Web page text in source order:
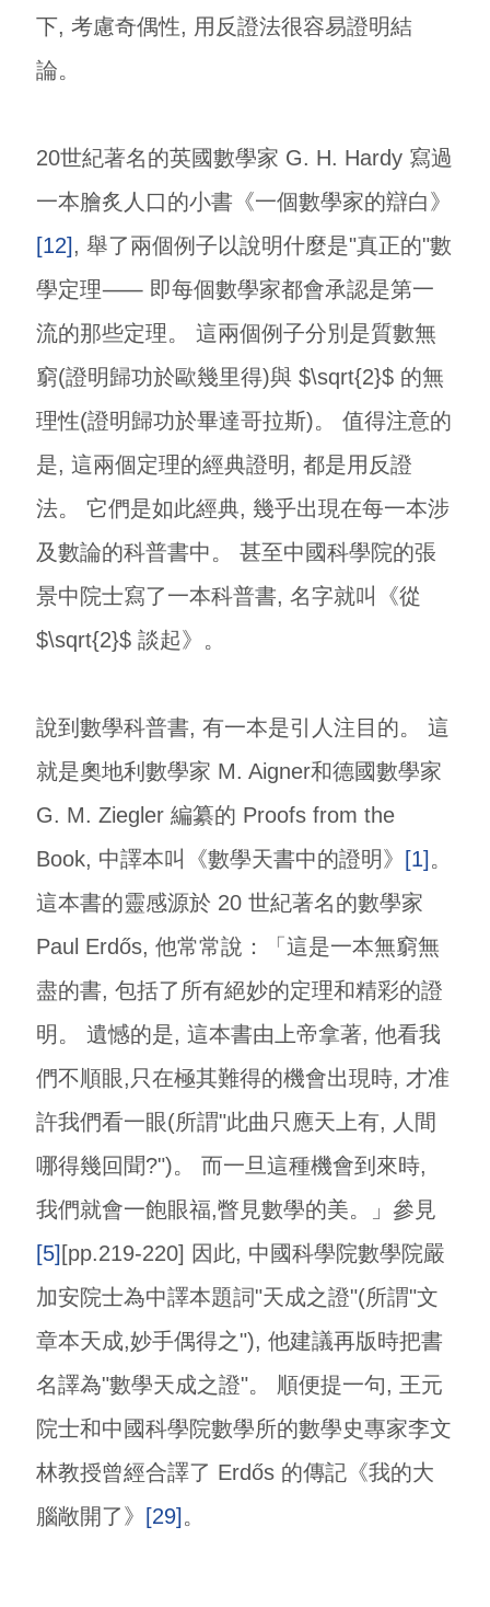
下, 考慮奇偶性, 用反證法很容易證明結
論。
20世紀著名的英國數學家 G. H. Hardy 寫過
一本膾炙人口的小書《一個數學家的辯白》
[12], 舉了兩個例子以說明什麼是"真正的"數
學定理⸺ 即每個數學家都會承認是第一
流的那些定理。 這兩個例子分別是質數無
窮(證明歸功於歐幾里得)與 $\sqrt{2}$ 的無
理性(證明歸功於畢達哥拉斯)。 值得注意的
是, 這兩個定理的經典證明, 都是用反證
法。 它們是如此經典, 幾乎出現在每一本涉
及數論的科普書中。 甚至中國科學院的張
景中院士寫了一本科普書, 名字就叫《從
$\sqrt{2}$ 談起》。
說到數學科普書, 有一本是引人注目的。 這
就是奧地利數學家 M. Aigner和德國數學家
G. M. Ziegler 編纂的 Proofs from the
Book, 中譯本叫《數學天書中的證明》
[1] 。
這本書的靈感源於 20 世紀著名的數學家
Paul Erdős, 他常常說：「這是一本無窮無
盡的書, 包括了所有絕妙的定理和精彩的證
明。 遺憾的是, 這本書由上帝拿著, 他看我
們不順眼,只在極其難得的機會出現時, 才准
許我們看一眼(所謂"此曲只應天上有, 人間
哪得幾回聞?")。 而一旦這種機會到來時,
我們就會一飽眼福,瞥見數學的美。」參見
[5] [pp.219-220] 因此, 中國科學院數學院嚴
加安院士為中譯本題詞"天成之證"(所謂"文
章本天成,妙手偶得之"), 他建議再版時把書
名譯為"數學天成之證"。 順便提一句, 王元
院士和中國科學院數學所的數學史專家李文
林教授曾經合譯了 Erdős 的傳記《我的大
腦敞開了》
[29] 。